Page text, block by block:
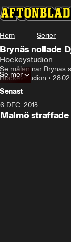
Hem Serier
Brynäs nollade
Hockeystudion
Se målen när Brynäs
Hockeystudion •
Se mer
Senast
6 DEC. 2018
Malmö